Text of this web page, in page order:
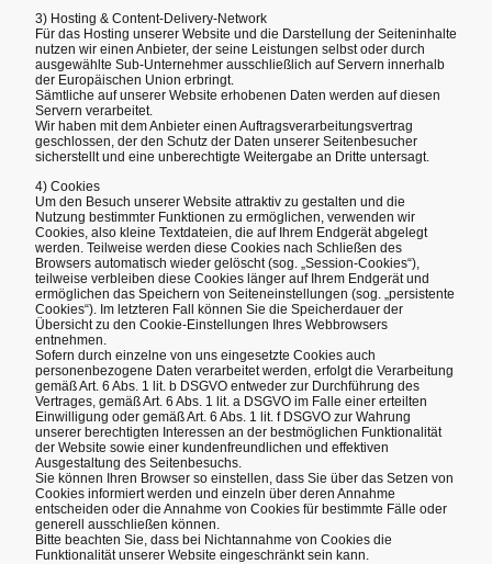
3) Hosting & Content-Delivery-Network
Für das Hosting unserer Website und die Darstellung der Seiteninhalte
nutzen wir einen Anbieter, der seine Leistungen selbst oder durch
ausgewählte Sub-Unternehmer ausschließlich auf Servern innerhalb
der Europäischen Union erbringt.
Sämtliche auf unserer Website erhobenen Daten werden auf diesen
Servern verarbeitet.
Wir haben mit dem Anbieter einen Auftragsverarbeitungsvertrag
geschlossen, der den Schutz der Daten unserer Seitenbesucher
sicherstellt und eine unberechtigte Weitergabe an Dritte untersagt.
4) Cookies
Um den Besuch unserer Website attraktiv zu gestalten und die
Nutzung bestimmter Funktionen zu ermöglichen, verwenden wir
Cookies, also kleine Textdateien, die auf Ihrem Endgerät abgelegt
werden. Teilweise werden diese Cookies nach Schließen des
Browsers automatisch wieder gelöscht (sog. „Session-Cookies“),
teilweise verbleiben diese Cookies länger auf Ihrem Endgerät und
ermöglichen das Speichern von Seiteneinstellungen (sog. „persistente
Cookies“). Im letzteren Fall können Sie die Speicherdauer der
Übersicht zu den Cookie-Einstellungen Ihres Webbrowsers
entnehmen.
Sofern durch einzelne von uns eingesetzte Cookies auch
personenbezogene Daten verarbeitet werden, erfolgt die Verarbeitung
gemäß Art. 6 Abs. 1 lit. b DSGVO entweder zur Durchführung des
Vertrages, gemäß Art. 6 Abs. 1 lit. a DSGVO im Falle einer erteilten
Einwilligung oder gemäß Art. 6 Abs. 1 lit. f DSGVO zur Wahrung
unserer berechtigten Interessen an der bestmöglichen Funktionalität
der Website sowie einer kundenfreundlichen und effektiven
Ausgestaltung des Seitenbesuchs.
Sie können Ihren Browser so einstellen, dass Sie über das Setzen von
Cookies informiert werden und einzeln über deren Annahme
entscheiden oder die Annahme von Cookies für bestimmte Fälle oder
generell ausschließen können.
Bitte beachten Sie, dass bei Nichtannahme von Cookies die
Funktionalität unserer Website eingeschränkt sein kann.